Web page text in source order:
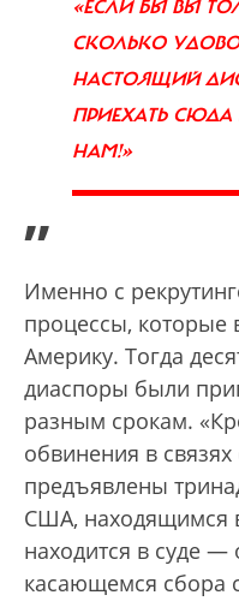
«ЕСЛИ БЫ ВЫ
СКОЛЬКО
НАСТОЯЩИЙ
ПРИЕХАТЬ
НАМ!»
”
Именно с
процессы, которые
Америку. Тогда
диаспоры были
разным срокам.
обвинения в
предъявлены
США, находящимся
находится в суде —
касающемся сбора